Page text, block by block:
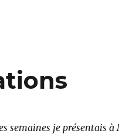
semaines je présentais